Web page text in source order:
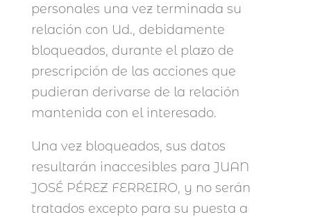
personales una vez terminada su
relación con Ud., debidamente
bloqueados, durante el plazo de
prescripción de las acciones que
pudieran derivarse de la relación
mantenida con el interesado.
Una vez bloqueados, sus datos
resultarán inaccesibles para JUAN
JOSÉ PÉREZ FERREIRO, y no serán
tratados excepto para su puesta a